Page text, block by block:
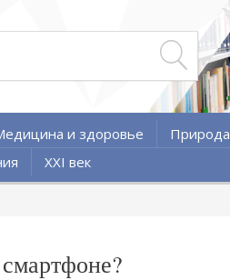
и здоровье Природа
XXI век